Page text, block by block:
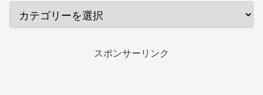
スポンサーリンク